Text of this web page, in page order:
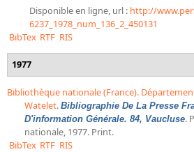
Disponible en ligne, url : http://
6237_1978_num_136_2_450131
BibTex RTF RIS
1977
Bibliothèque nationale (France).
Watelet. Bibliographie De La Presse
D'information Générale. 84, Vaucluse.
nationale, 1977. Print.
BibTex RTF RIS